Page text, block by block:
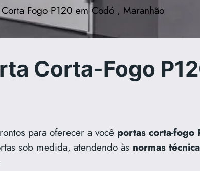
Fogo P120 em Codó , Maranhão
Corta-Fogo
para oferecer a você portas corta-fogo
sob medida, atendendo às normas